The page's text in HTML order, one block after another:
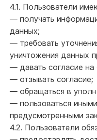
4.1. Пользователи
— получать
данных;
— требовать
уничтожения данных
— давать согласие на
— отзывать согласие;
— обращаться в
— пользоваться
предусмотренными
4.2. Пользователи